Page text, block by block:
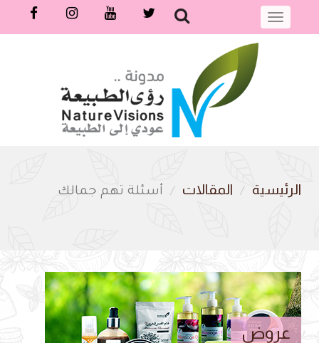
إلى المحتوى الرئيسي
Toggle
navigation
الرئيسية المقالات أسئلة تهم جمالك
عروض